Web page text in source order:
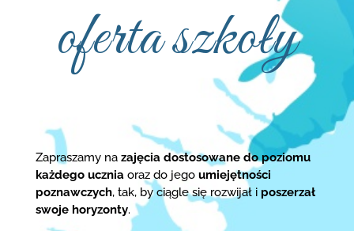
oferta szkoły
Zapraszamy nazajęcia dostosowane do poziomu
każdego ucznia oraz do jego umiejętności
poznawczych, tak, by ciągle się rozwijał i poszerzał
swoje horyzonty.